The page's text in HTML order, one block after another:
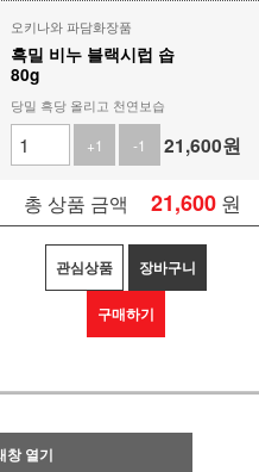
오키나와 파담화장품
흑밀 비누 블랙시럽 솝
80g
당밀 흑당 올리고 천연보습
+1 -1 21,600원
총 상품 금액 21,600 원
관심상품 장바구니
구매하기
창 열기